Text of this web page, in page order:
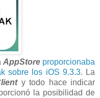
AppStore proporcionaba
sobre los iOS 9.3.3. La
y todo hace indicar
la posibilidad de